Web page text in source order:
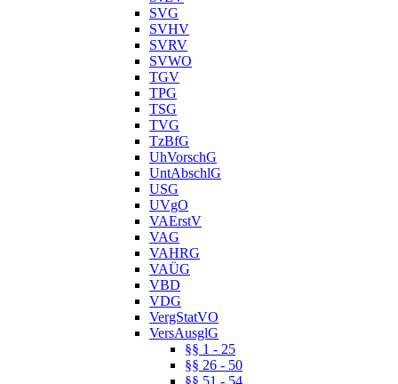
SVG
SVHV
SVRV
SVWO
TGV
TPG
TSG
TVG
TzBfG
UhVorschG
UntAbschlG
USG
UVgO
VAErstV
VAG
VAHRG
VAÜG
VBD
VDG
VergStatVO
VersAusglG
§§ 1 - 25
§§ 26 - 50
§§ 51 - 54